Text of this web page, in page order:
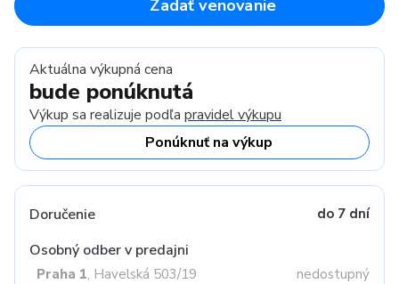
Zadať venovanie
Aktuálna výkupná cena
bude ponúknutá
Výkup sa realizuje podľa pravidel výkupu
Ponúknuť na výkup
Doručenie do 7 dní
Osobný odber v predajni
Praha 1, Havelská 503/19
nedostupný